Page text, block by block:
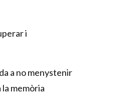
i
a no menystenir
memòria